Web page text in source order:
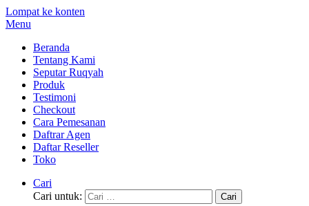
Lompat ke konten
Menu
Beranda
Tentang Kami
Seputar Ruqyah
Produk
Testimoni
Checkout
Cara Pemesanan
Daftrar Agen
Daftar Reseller
Toko
Cari
Cari untuk: